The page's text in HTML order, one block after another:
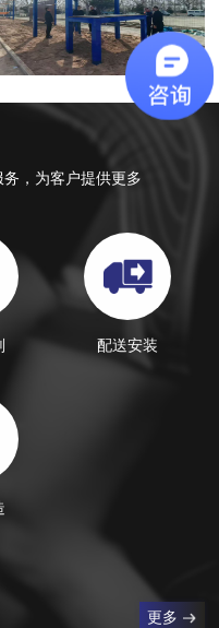
，为客户提供更多
配送安装
更多